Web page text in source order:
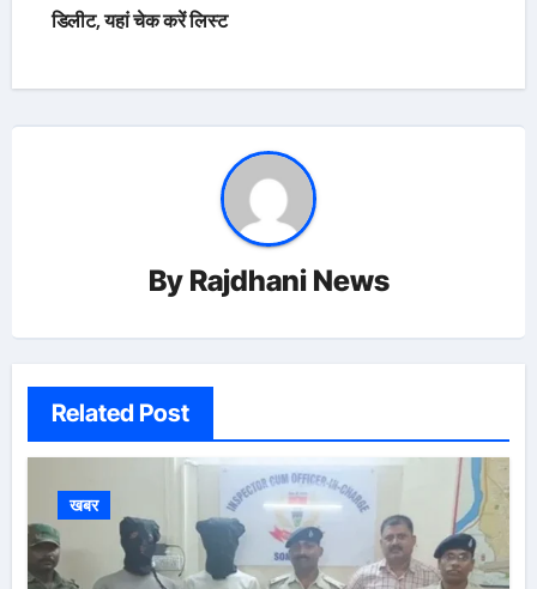
डिलीट, यहां चेक करें लिस्ट
By Rajdhani News
Related Post
खबर